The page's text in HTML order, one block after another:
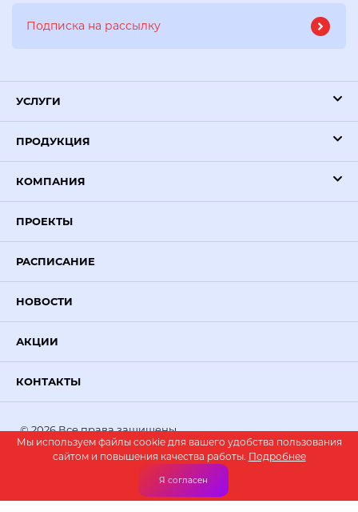
УСЛУГИ
ПРОДУКЦИЯ
КОМПАНИЯ
ПРОЕКТЫ
РАСПИСАНИЕ
НОВОСТИ
АКЦИИ
КОНТАКТЫ
© 2026 Все права защищены.
PR-VOLGA— создание сайтов
Мы используем файлы cookie для вашего удобства пользования
сайтом и повышения качества работы. Подробнее
Я согласен